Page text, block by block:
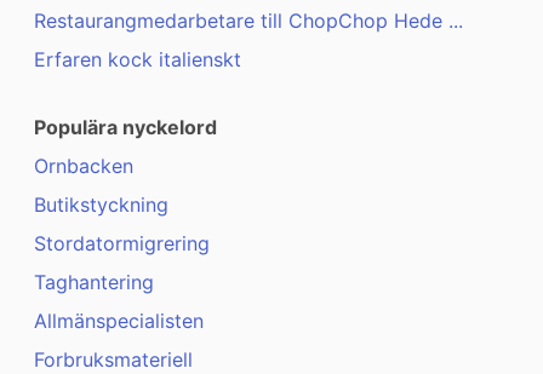
Restaurangmedarbetare till ChopChop Hede ...
Erfaren kock italienskt
Populära nyckelord
Ornbacken
Butikstyckning
Stordatormigrering
Taghantering
Allmänspecialisten
Forbruksmateriell